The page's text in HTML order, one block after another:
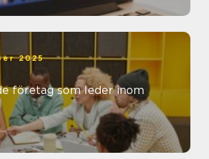
2025
företag som leder inom